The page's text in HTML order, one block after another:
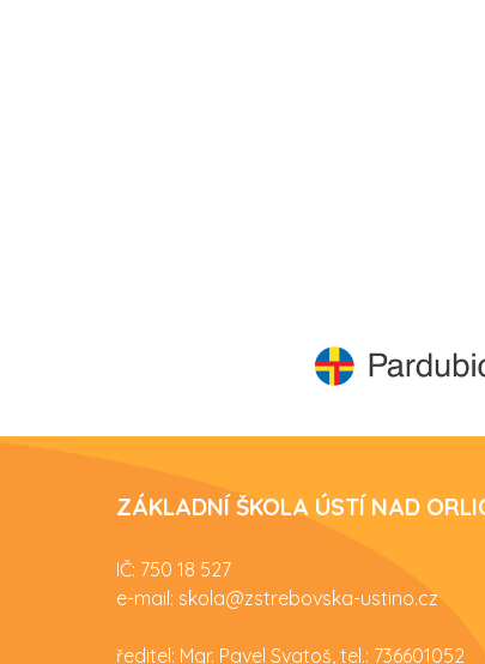
ZÁKLADNÍ ŠKOLA ÚSTÍ NAD
IČ: 750 18 527
e-mail: skola@zstrebovska-ustino.cz
ředitel: Mgr. Pavel Svatoš, tel.: 736601052